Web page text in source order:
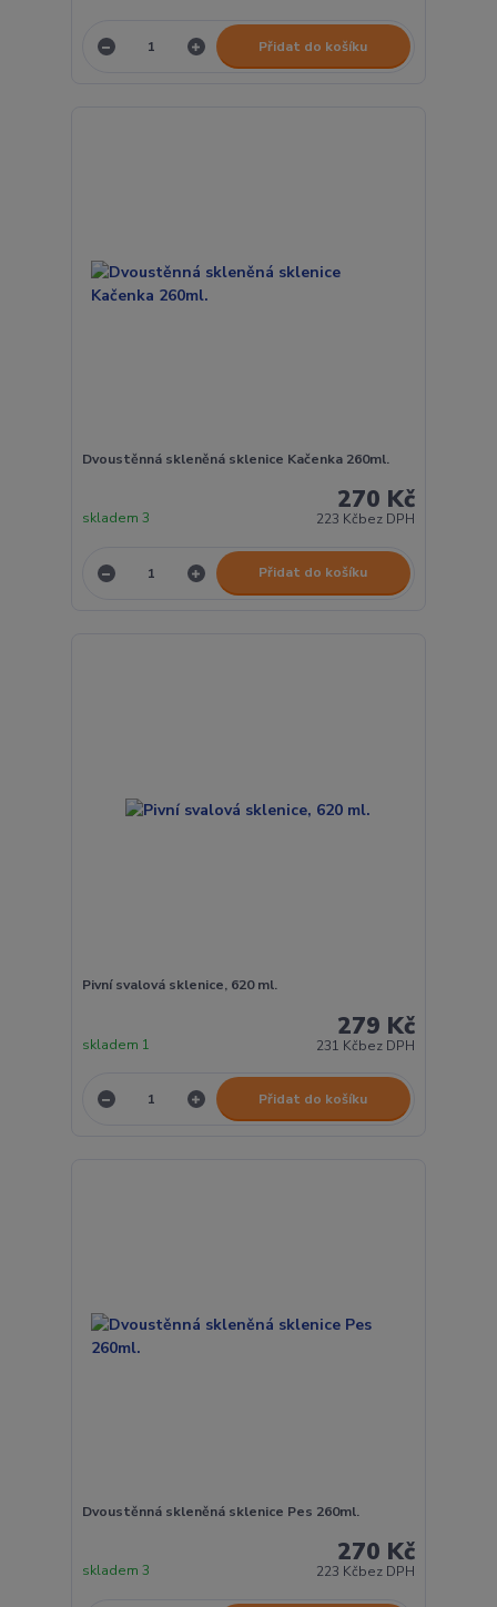
Přidat do košíku
Dvoustěnná skleněná sklenice Kačenka 260ml.
270 Kč
223 Kčbez DPH
skladem 3
Přidat do košíku
Pivní svalová sklenice, 620 ml.
279 Kč
231 Kčbez DPH
skladem 1
Přidat do košíku
Dvoustěnná skleněná sklenice Pes 260ml.
270 Kč
223 Kčbez DPH
skladem 3